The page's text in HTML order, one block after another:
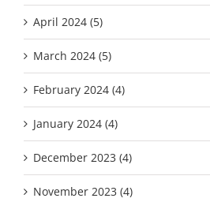
April 2024 (5)
March 2024 (5)
February 2024 (4)
January 2024 (4)
December 2023 (4)
November 2023 (4)